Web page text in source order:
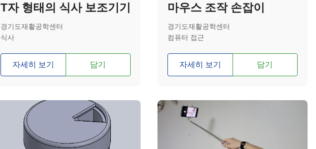
T자 형태의 식사 보조기기
경기도재활공학센터
식사
자세히 보기 담기
마우스 조작 손잡이
경기도재활공학센터
컴퓨터 접근
자세히 보기 담기